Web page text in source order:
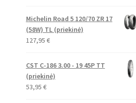
Michelin Road 5 120/70 ZR 17
(58W) TL (priekinė)
127,95 €
CST C-186 3.00 - 19 45P TT
(priekinė)
53,95 €